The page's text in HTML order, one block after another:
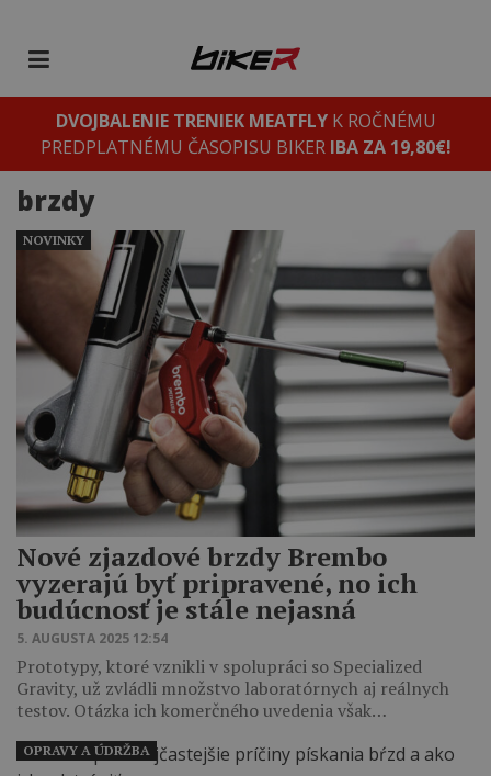
DVOJBALENIE TRENIEK MEATFLYK ROČNÉMU
PREDPLATNÉMU ČASOPISU BIKER IBA ZA 19,80€!
brzdy
Nové zjazdové brzdy Brembo
vyzerajú byť pripravené, no ich
budúcnosť je stále nejasná
5. AUGUSTA 2025 12:54
Prototypy, ktoré vznikli v spolupráci so Specialized
Gravity, už zvládli množstvo laboratórnych aj reálnych
testov. Otázka ich komerčného uvedenia však…
NOVINKY
OPRAVY A ÚDRŽBA